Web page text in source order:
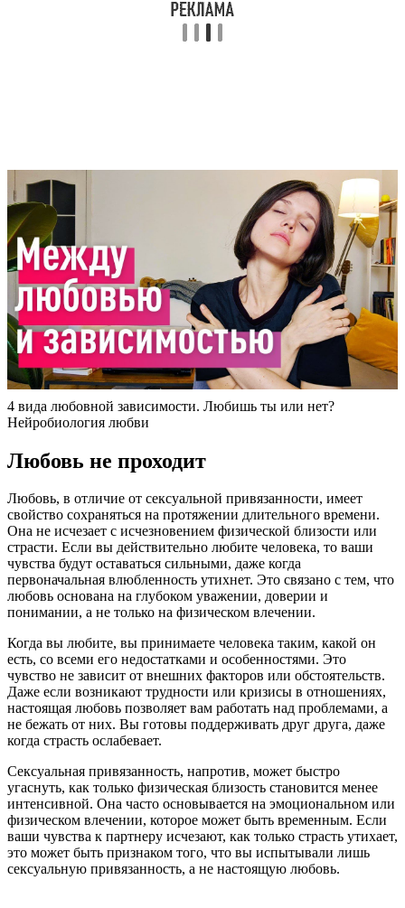
4 вида любовной зависимости. Любишь ты или нет?
Нейробиология любви
Любовь не проходит
Любовь, в отличие от сексуальной привязанности, имеет
свойство сохраняться на протяжении длительного времени.
Она не исчезает с исчезновением физической близости или
страсти. Если вы действительно любите человека, то ваши
чувства будут оставаться сильными, даже когда
первоначальная влюбленность утихнет. Это связано с тем, что
любовь основана на глубоком уважении, доверии и
понимании, а не только на физическом влечении.
Когда вы любите, вы принимаете человека таким, какой он
есть, со всеми его недостатками и особенностями. Это
чувство не зависит от внешних факторов или обстоятельств.
Даже если возникают трудности или кризисы в отношениях,
настоящая любовь позволяет вам работать над проблемами, а
не бежать от них. Вы готовы поддерживать друг друга, даже
когда страсть ослабевает.
Сексуальная привязанность, напротив, может быстро
угаснуть, как только физическая близость становится менее
интенсивной. Она часто основывается на эмоциональном или
физическом влечении, которое может быть временным. Если
ваши чувства к партнеру исчезают, как только страсть утихает,
это может быть признаком того, что вы испытывали лишь
сексуальную привязанность, а не настоящую любовь.